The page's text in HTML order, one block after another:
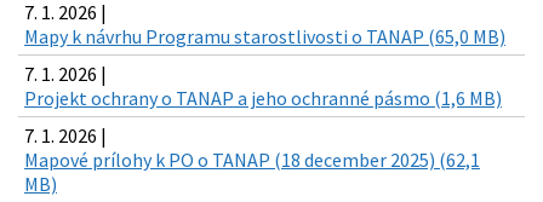
7. 1. 2026 |
Mapy k návrhu Programu starostlivosti o TANAP (65,0 MB)
7. 1. 2026 |
Projekt ochrany o TANAP a jeho ochranné pásmo (1,6 MB)
7. 1. 2026 |
Mapové prílohy k PO o TANAP (18 december 2025) (62,1
MB)